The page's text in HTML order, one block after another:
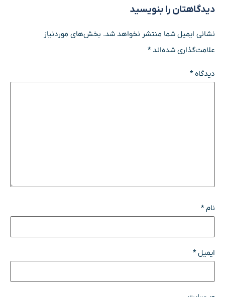
دیدگاهتان را بنویسید
نشانی ایمیل شما منتشر نخواهد شد. بخش‌های موردنیاز
علامت‌گذاری شده‌اند*
دیدگاه*
نام*
ایمیل*